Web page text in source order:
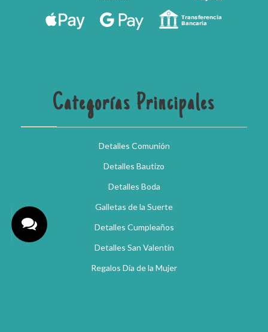
Categorías Principales
Detalles Comunión
Detalles Bautizo
Detalles Boda
Galletas de la Suerte
Detalles Cumpleaños
Detalles San Valentín
Regalos Día de la Mujer